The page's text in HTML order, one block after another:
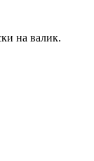
на валик.